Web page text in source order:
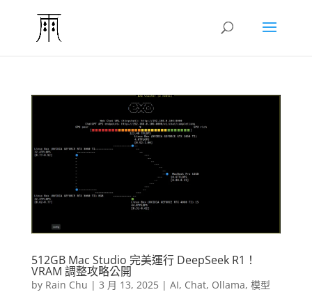
512GB Mac Studio 完美運行 DeepSeek R1！
VRAM 調整攻略公開
by Rain Chu | 3 月 13, 2025| AI, Chat, Ollama, 模型